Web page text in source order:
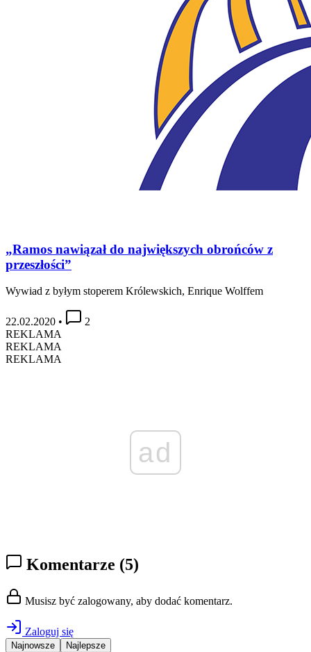
„Ramos nawiązał do największych obrońców z
przeszłości”
Wywiad z byłym stoperem Królewskich, Enrique Wolffem
22.02.2020 •
2
REKLAMA
REKLAMA
REKLAMA
ad
Komentarze (5)
Musisz być zalogowany, aby dodać komentarz.
Zaloguj się
Najnowsze Najlepsze